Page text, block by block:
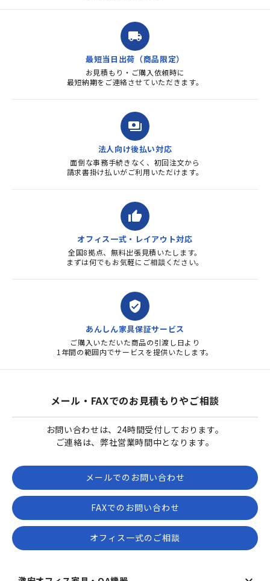
ました。商品到着も早く、品
質・使いやすさで満足していま
す。また、リピートするときは
よろしくお...
local_shipping
最短当日出荷（商品限定）
お見積もり・ご購入依頼時に
最短納期をご連絡させていただきます。
payments
法人向け後払い対応
面倒な事務手続きなく、初回注文から
請求書掛け払いがご利用いただけます。
thumb_up
オフィス一式・レイアウト対応
全国8拠点、無料出張見積いたします。
まずは何でもお気軽にご相談ください。
verified_user
あんしん家具保証サービス
ご購入いただいた商品の引渡し日より
1年間の範囲内でサービスを提供いたします。
メール・FAXでのお見積もりやご相談
お問い合わせは、24時間受付しております。
ご連絡は、弊社営業時間中となります。
メールでのお問い合わせ
FAXでのお問い合わせ
オフィス一式のご相談